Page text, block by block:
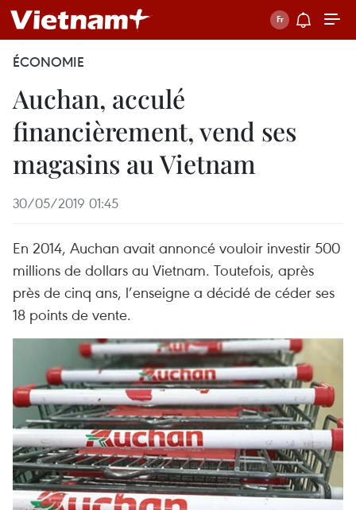
ÉCONOMIE
Auchan, acculé
financièrement, vend ses
magasins au Vietnam
30/05/2019 01:45
En 2014, Auchan avait annoncé vouloir investir 500
millions de dollars au Vietnam. Toutefois, après
près de cinq ans, l’enseigne a décidé de céder ses
18 points de vente.